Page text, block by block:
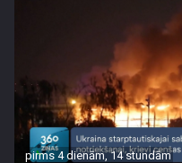
pirms 4 dienām, 14 stundām